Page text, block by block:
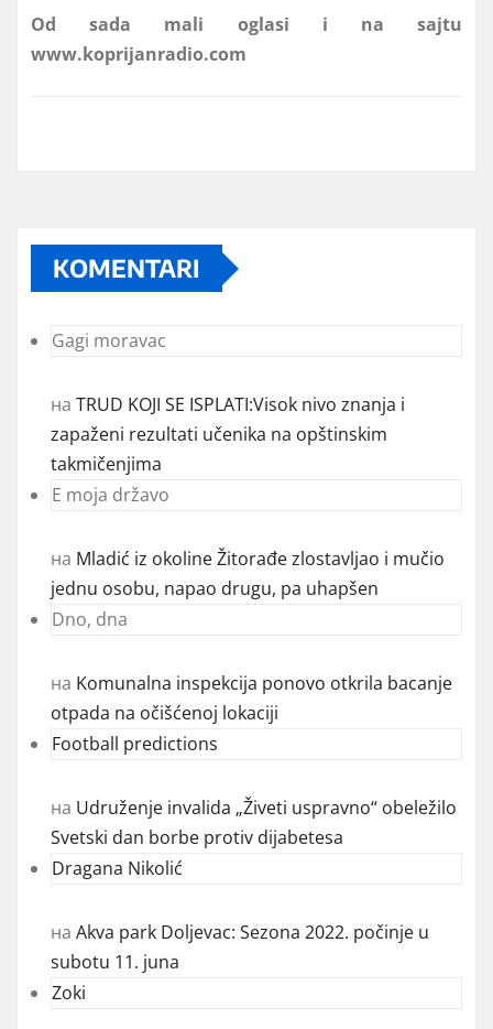
KOMENTARI
Gagi moravac
на TRUD KOJI SE ISPLATI:Visok nivo znanja i
zapaženi rezultati učenika na opštinskim
takmičenjima
E moja državo
на Mladić iz okoline Žitorađe zlostavljao i mučio
jednu osobu, napao drugu, pa uhapšen
Dno, dna
на Komunalna inspekcija ponovo otkrila bacanje
otpada na očišćenoj lokaciji
Football predictions
на Udruženje invalida „Živeti uspravno“ obeležilo
Svetski dan borbe protiv dijabetesa
Dragana Nikolić
на Akva park Doljevac: Sezona 2022. počinje u
subotu 11. juna
Zoki